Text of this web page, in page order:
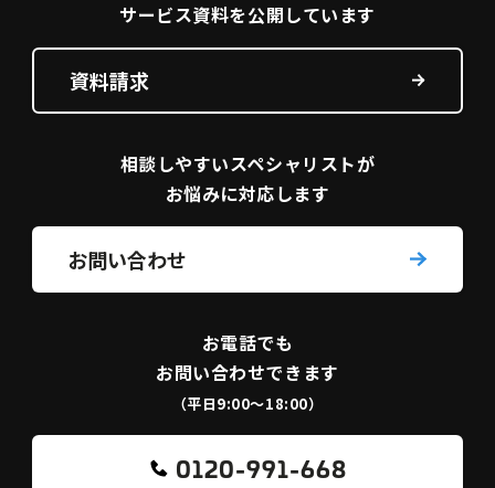
サービス資料を公開しています
資料請求
相談しやすいスペシャリストが
お悩みに対応します
お問い合わせ
お電話でも
お問い合わせできます
（平日9:00〜18:00）
0120-991-668